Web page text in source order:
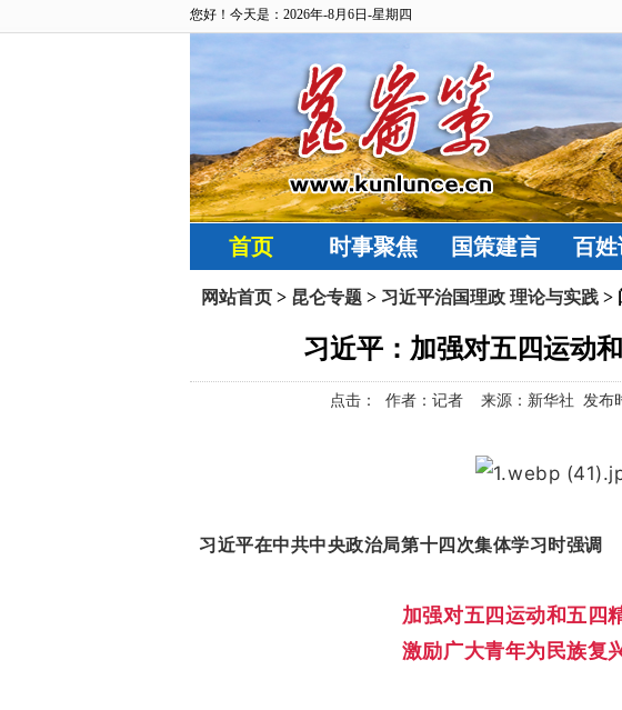
您好！今天是：2026年-8月6日-星期四
首页 时事聚焦 国策建言 百
网站首页 > 昆仑专题 > 习近平治国理政 理论与实践 >
习近平：加强对五四运动
点击： 作者：记者 来源：新华社 发布
习近平在中共中央政治局第十四次集体学习时强调
加强对五四运动和五四
激励广大青年为民族复